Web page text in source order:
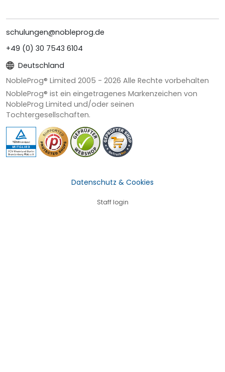
schulungen@nobleprog.de
+49 (0) 30 7543 6104
Deutschland
NobleProg® Limited 2005 - 2026 Alle Rechte vorbehalten
NobleProg® ist ein eingetragenes Markenzeichen von
NobleProg Limited und/oder seinen
Tochtergesellschaften.
Datenschutz & Cookies
Staff login